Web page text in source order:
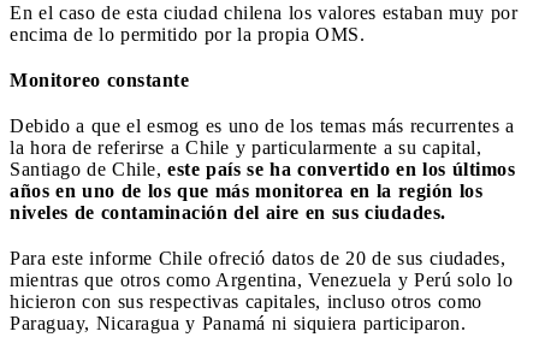
En el caso de esta ciudad chilena los valores estaban muy por
encima de lo permitido por la propia OMS.
Monitoreo constante
Debido a que el esmog es uno de los temas más recurrentes a
la hora de referirse a Chile y particularmente a su capital,
Santiago de Chile, este país se ha convertido en los últimos
años en uno de los que más monitorea en la región los
niveles de contaminación del aire en sus ciudades.
Para este informe Chile ofreció datos de 20 de sus ciudades,
mientras que otros como Argentina, Venezuela y Perú solo lo
hicieron con sus respectivas capitales, incluso otros como
Paraguay, Nicaragua y Panamá ni siquiera participaron.